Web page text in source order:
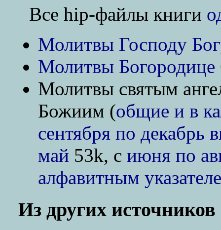
Все hip-файлы книги
Молитвы Господу
Молитвы Богородице
Молитвы святым
Божиим (общие и в
сентября по декабрь
май 53k, с июня по
алфавитным
Из других источников